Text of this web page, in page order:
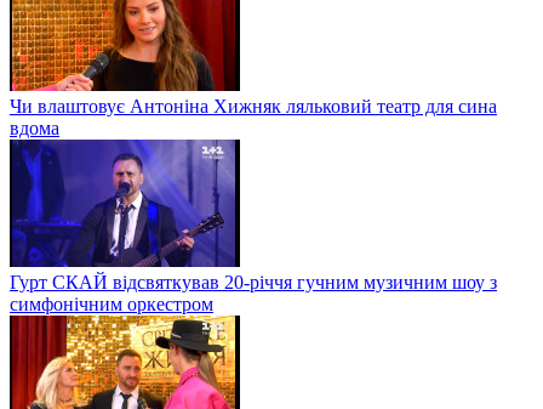
Чи влаштовує Антоніна Хижняк ляльковий театр для сина
вдома
Гурт СКАЙ відсвяткував 20-річчя гучним музичним шоу з
симфонічним оркестром